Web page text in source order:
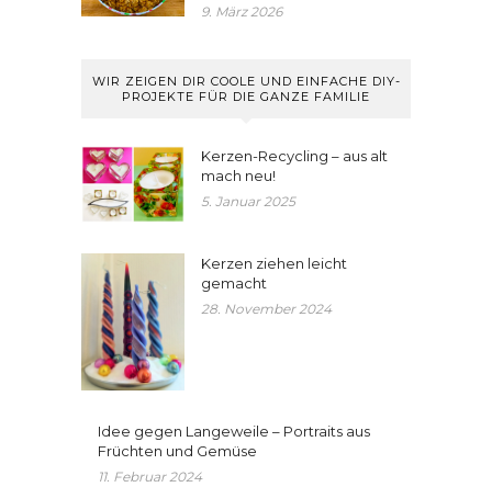
9. März 2026
WIR ZEIGEN DIR COOLE UND EINFACHE DIY-
PROJEKTE FÜR DIE GANZE FAMILIE
Kerzen-Recycling – aus alt
mach neu!
5. Januar 2025
Kerzen ziehen leicht
gemacht
28. November 2024
Idee gegen Langeweile – Portraits aus
Früchten und Gemüse
11. Februar 2024